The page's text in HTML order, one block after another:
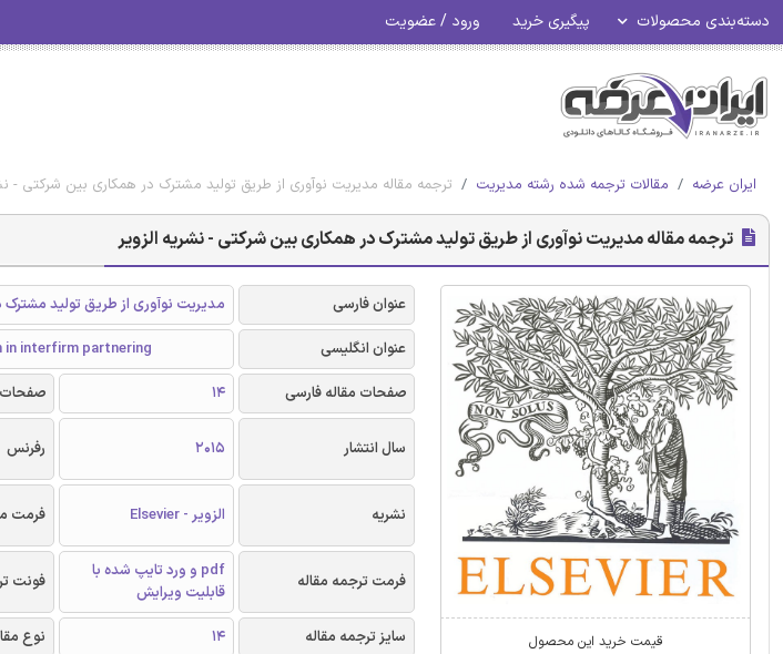
دسته‌بندی محصولات پیگیری خرید ورود / عضویت
ایران عرضه مقالات ترجمه شده رشته مدیریت ترجمه مقاله مدیریت نوآوری از طریق تولید مشترک در همکاری بین شرکتی -
ترجمه مقاله مدیریت نوآوری از طریق تولید مشترک در همکاری بین شرکتی - نشریه الزویر
قیمت خرید این محصول
عنوان فارسی
مدیریت نوآوری از طریق تولید
عنوان انگلیسی
interfirm partnering
صفحات مقاله فارسی
14 صفحات
سال انتشار 2015 رفرنس
نشریه الزویر - Elsevier فرمت
فرمت ترجمه مقاله
pdf و ورد تایپ شده با
قابلیت ویرایش
فونت
سایز ترجمه مقاله 14 نوع